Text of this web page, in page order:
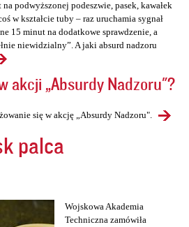
podwyższonej podeszwie, pasek, kawałek
w kształcie tuby – raz uruchamia sygnał
15 minut na dodatkowe sprawdzenie, a
niewidzialny”. A jaki absurd nadzoru
akcji „Absurdy Nadzoru"?
się w akcję „Absurdy Nadzoru".
palca
Wojskowa Akademia
Techniczna zamówiła